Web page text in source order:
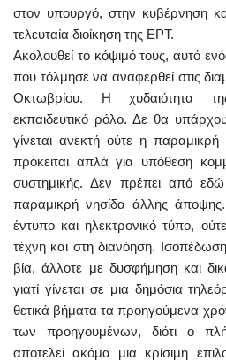
στον υπουργό, στην κυβέρνηση
τελευταία διοίκηση της ΕΡΤ.
Ακολουθεί το κόψιμό τους, αυτό
που τόλμησε να αναφερθεί στις
Οκτωβρίου. Η χυδαιότητα της
εκπαιδευτικό ρόλο. Δε θα
γίνεται ανεκτή ούτε η παραμικρή
πρόκειται απλά για υπόθεση
συστημικής. Δεν πρέπει από
παραμικρή νησίδα άλλης
έντυπο και ηλεκτρονικό τύπο,
τέχνη και στη διανόηση.
βία, άλλοτε με δυσφήμηση και
γιατί γίνεται σε μια δημόσια
θετικά βήματα τα προηγούμενα
των προηγουμένων, διότι ο
αποτελεί ακόμα μια κρίσιμη